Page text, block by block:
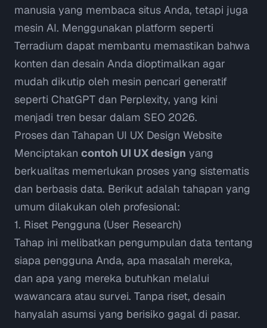
manusia yang membaca situs Anda, tetapi juga
mesin AI. Menggunakan platform seperti
Terradium dapat membantu memastikan bahwa
konten dan desain Anda dioptimalkan agar
mudah dikutip oleh mesin pencari generatif
seperti ChatGPT dan Perplexity, yang kini
menjadi tren besar dalam SEO 2026.
Proses dan Tahapan UI UX Design Website
Menciptakan contoh UI UX design yang
berkualitas memerlukan proses yang sistematis
dan berbasis data. Berikut adalah tahapan yang
umum dilakukan oleh profesional:
1. Riset Pengguna (User Research)
Tahap ini melibatkan pengumpulan data tentang
siapa pengguna Anda, apa masalah mereka,
dan apa yang mereka butuhkan melalui
wawancara atau survei. Tanpa riset, desain
hanyalah asumsi yang berisiko gagal di pasar.